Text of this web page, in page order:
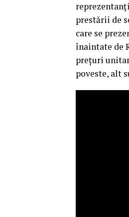
prestării de
care se
înaintate de
prețuri
poveste, alt